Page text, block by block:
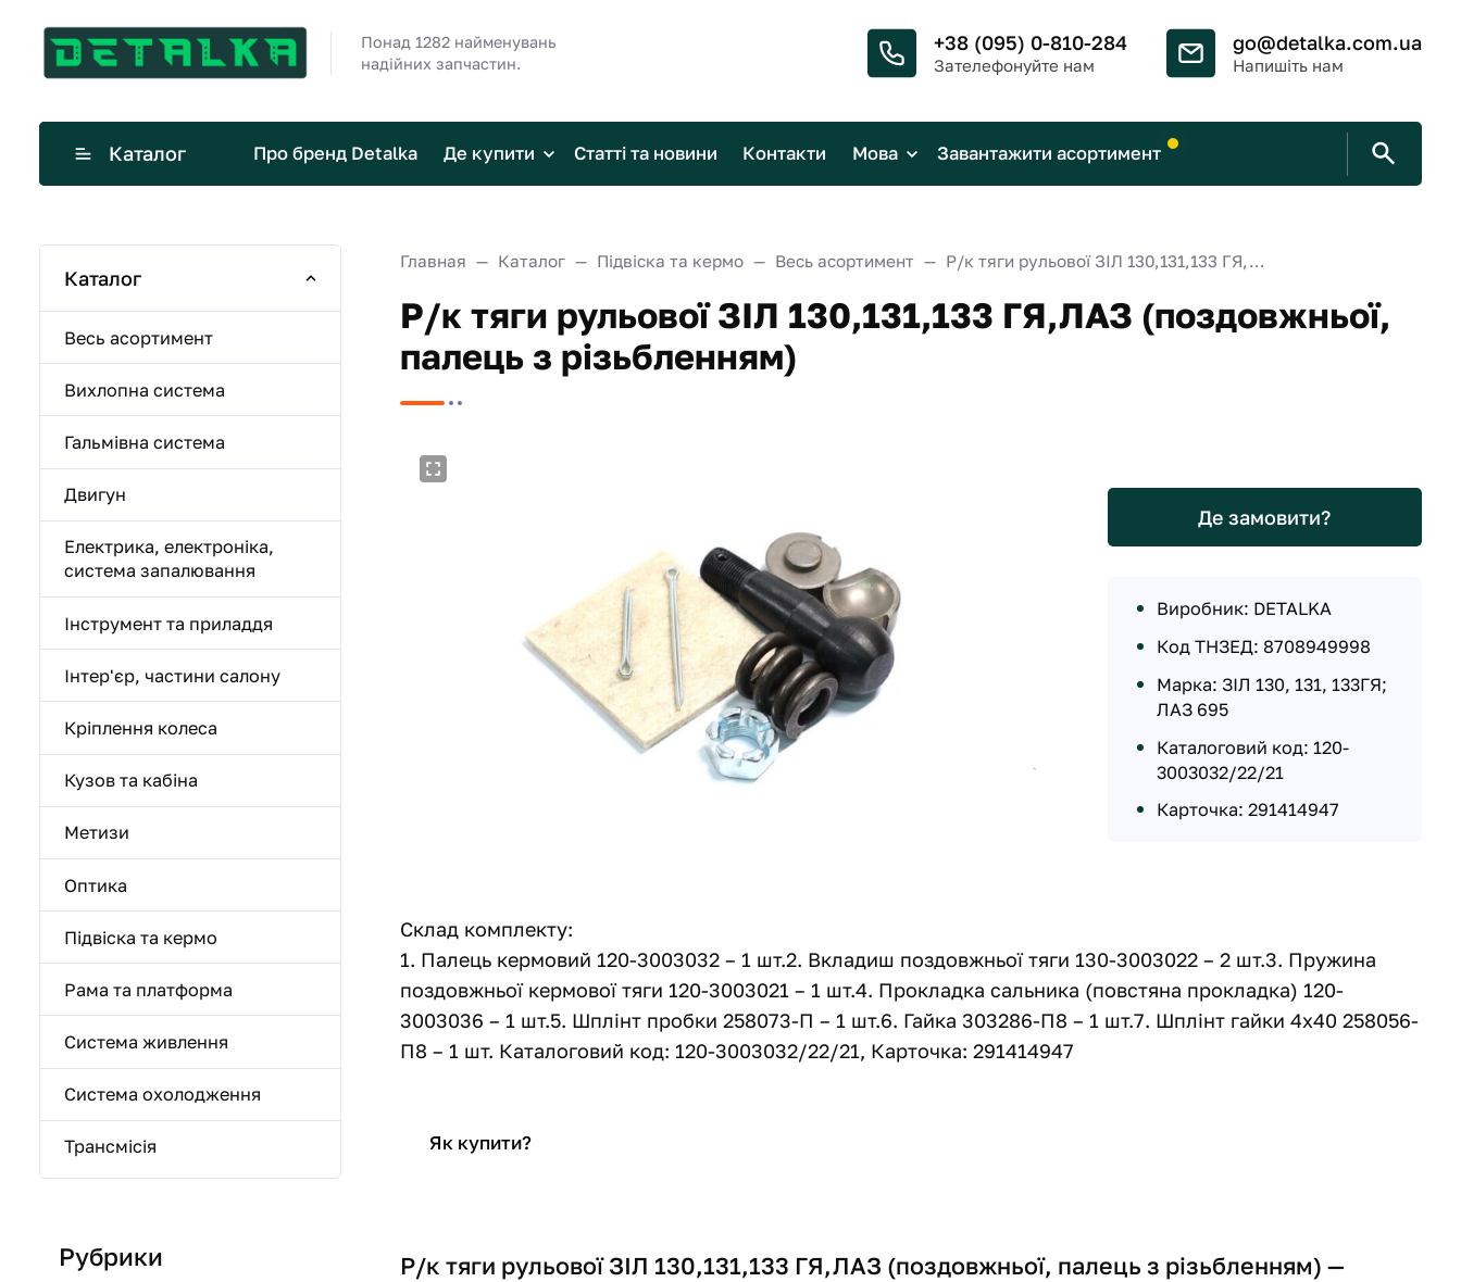
Понад 1282 найменувань
надійних запчастин.
+38 (095) 0-810-284
Зателефонуйте нам
go@detalka.com.ua
Напишіть нам
Каталог Про бренд Detalka Де купити Статті та новини Контакти Мова Завантажити асортимент
Главная Каталог Підвіска та кермо Весь асортимент Р/к тяги рульової ЗІЛ 130,131,133 ГЯ,ЛАЗ (поздовжньої, палець з різьбленням)
Р/к тяги рульової ЗІЛ 130,131,133 ГЯ,ЛАЗ (поздовжньої,
палець з різьбленням)
Де замовити?
Виробник: DETALKA
Код ТНЗЕД: 8708949998
Марка: ЗІЛ 130, 131, 133ГЯ;
ЛАЗ 695
Каталоговий код: 120-
3003032/22/21
Карточка: 291414947
Склад комплекту:
1. Палець кермовий 120-3003032 – 1 шт.2. Вкладиш поздовжньої тяги 130-3003022 – 2 шт.3. Пружина
поздовжньої кермової тяги 120-3003021 – 1 шт.4. Прокладка сальника (повстяна прокладка) 120-
3003036 – 1 шт.5. Шплінт пробки 258073-П – 1 шт.6. Гайка 303286-П8 – 1 шт.7. Шплінт гайки 4х40 258056-
П8 – 1 шт. Каталоговий код: 120-3003032/22/21, Карточка: 291414947
Як купити?
Р/к тяги рульової ЗІЛ 130,131,133 ГЯ,ЛАЗ (поздовжньої, палець з різьбленням) —
Каталог
Весь асортимент
Вихлопна система
Гальмівна система
Двигун
Електрика, електроніка,
система запалювання
Інструмент та приладдя
Інтер'єр, частини салону
Кріплення колеса
Кузов та кабіна
Метизи
Оптика
Підвіска та кермо
Рама та платформа
Система живлення
Система охолодження
Трансмісія
Рубрики